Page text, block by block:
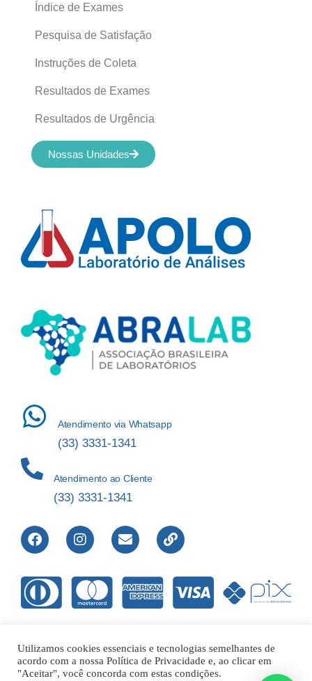
Atendimento via Whatsapp
(33) 3331-1341
Atendimento ao Cliente
(33) 3331-1341
Índice de Exames
Pesquisa de Satisfação
Instruções de Coleta
Resultados de Exames
Resultados de Urgência
Nossas Unidades
Direitos Reservados © 2012-2022 Laboratório de Análises Apolo
Utilizamos cookies essenciais e tecnologias semelhantes de
acordo com a nossa Política de Privacidade e, ao clicar em
"Aceitar", você concorda com estas condições.